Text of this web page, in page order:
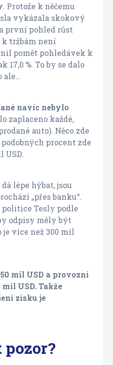
. Protože k něčemu
vykázala skokový
první pohled růst
tržbám není
pomět pohledávek k
17,0 %. To by se dalo
ale…
navíc nebylo
zaplaceno každé,
auto). Něco zde
procent zde
USD.
lépe hýbat, jsou
„přes banku“.
Tesly podle
odpisy měly být
více než 300 mil
mil USD a provozní
USD. Takže
zisku je
pozor?